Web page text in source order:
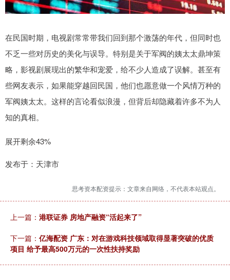
在民国时期，电视剧常常带我们回到那个激荡的年代，但同时也
不乏一些对历史的美化与误导。特别是关于军阀的姨太太鼎坤策
略，影视剧展现出的繁华和宠爱，给不少人造成了误解。甚至有
些网友表示，如果能穿越回民国，他们也愿意做一个风情万种的
军阀姨太太。这样的言论看似浪漫，但背后却隐藏着许多不为人
知的真相。
展开剩余43%
发布于：天津市
思考资本配资提示：文章来自网络，不代表本站观点。
上一篇： 港联证券 房地产融资“活起来了”
下一篇： 亿海配资 广东：对在游戏科技领域取得显著突破的优质
项目 给予最高500万元的一次性扶持奖励